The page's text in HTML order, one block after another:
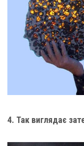
4. Так виглядає